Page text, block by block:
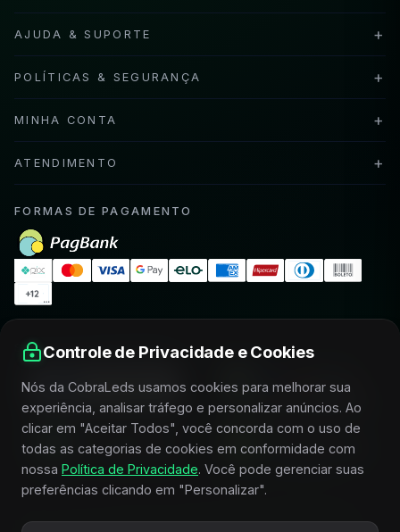
AJUDA & SUPORTE +
POLÍTICAS & SEGURANÇA +
MINHA CONTA +
ATENDIMENTO +
FORMAS DE PAGAMENTO
SELOS DE SEGURANÇA
FIQUE POR DENTRO E RECEBA CONDIÇÕES
Controle de Privacidade e Cookies
Nós da CobraLeds usamos cookies para melhorar sua
experiência, analisar tráfego e personalizar anúncios. Ao
clicar em "Aceitar Todos", você concorda com o uso de
todas as categorias de cookies em conformidade com
nossa Política de Privacidade. Você pode gerenciar suas
preferências clicando em "Personalizar".